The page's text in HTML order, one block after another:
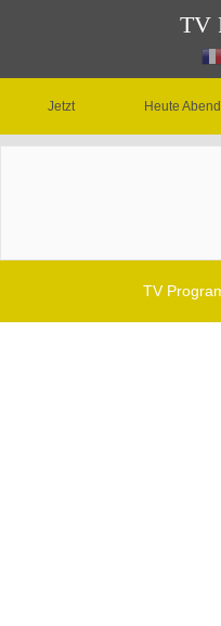
TV
Jetzt Heute Abend
TV